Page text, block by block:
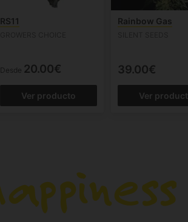
RS11
Desde 20.00€
Ver producto
Rainbow Gas
39.00€
Ver